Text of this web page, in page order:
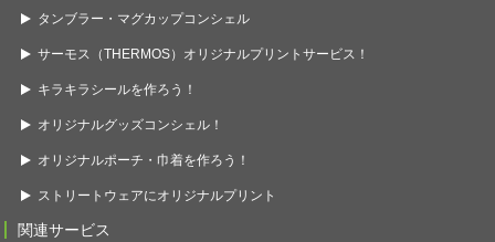
タンブラー・マグカップコンシェル
サーモス（THERMOS）オリジナルプリントサービス！
キラキラシールを作ろう！
オリジナルグッズコンシェル！
オリジナルポーチ・巾着を作ろう！
ストリートウェアにオリジナルプリント
関連サービス